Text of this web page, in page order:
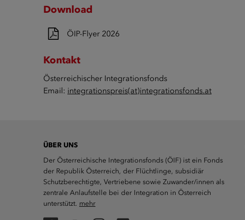
Download
ÖIP-Flyer 2026
Kontakt
Österreichischer Integrationsfonds
Email: integrationspreis(at)integrationsfonds.at
ÜBER UNS
Der Österreichische Integrationsfonds (ÖIF) ist ein Fonds
der Republik Österreich, der Flüchtlinge, subsidiär
Schutzberechtigte, Vertriebene sowie Zuwander/innen als
zentrale Anlaufstelle bei der Integration in Österreich
unterstützt. mehr